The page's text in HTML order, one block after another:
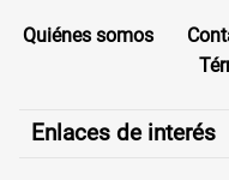
Quiénes somos
Enlaces de interés